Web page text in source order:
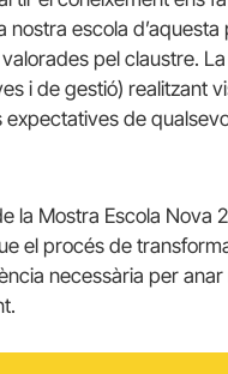
escola
pel claustre.
i de gestió) realitzant
de
la Mostra Escola Nova
el procés de
necessària per